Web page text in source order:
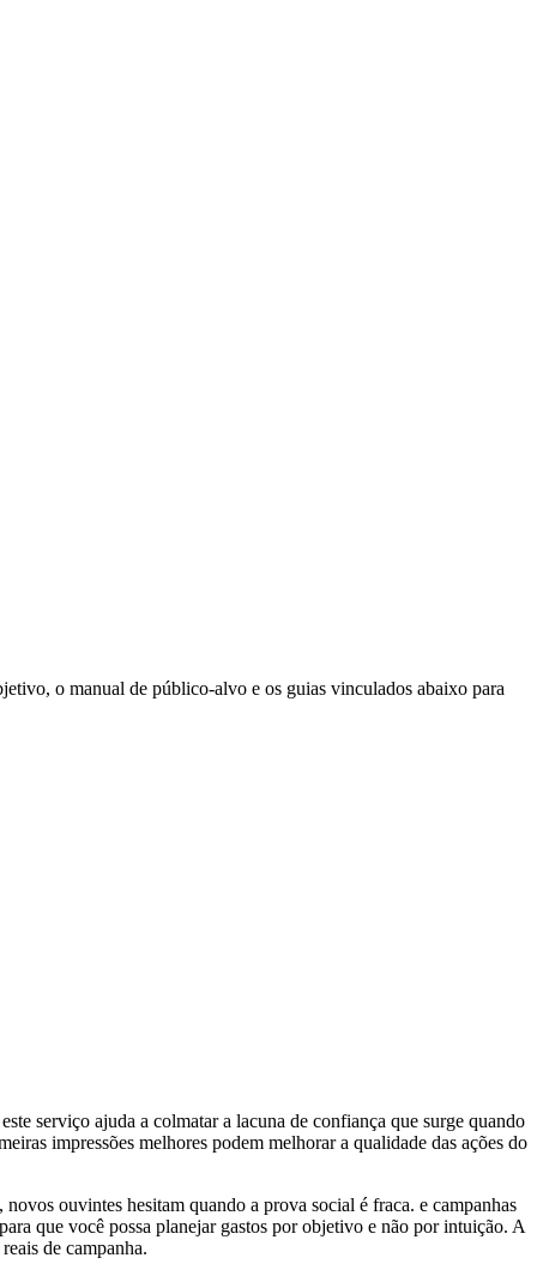
o manual de público-alvo e os guias vinculados abaixo para
serviço ajuda a colmatar a lacuna de confiança que surge quando
impressões melhores podem melhorar a qualidade das ações do
ouvintes hesitam quando a prova social é fraca. e campanhas
que você possa planejar gastos por objetivo e não por intuição. A
de campanha.